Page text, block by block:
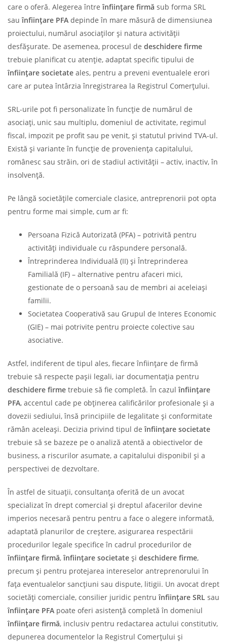
care o oferă. Alegerea întreînființare firmă sub forma SRL
sauînființare PFA depinde în mare măsură de dimensiunea
proiectului, numărul asociaților și natura activității
desfășurate. De asemenea, procesul de deschidere firme
trebuie planificat cu atenție, adaptat specific tipului de
înființare societate ales, pentru a preveni eventualele erori
care ar putea întârzia înregistrarea la Registrul Comerțului.
SRL-urile pot fi personalizate în funcție de numărul de
asociați, unic sau multiplu, domeniul de activitate, regimul
fiscal, impozit pe profit sau pe venit, și statutul privind TVA-ul.
Există și variante în funcție de proveniența capitalului,
românesc sau străin, ori de stadiul activității – activ, inactiv, în
insolvență.
Pe lângă societățile comerciale clasice, antreprenorii pot opta
pentru forme mai simple, cum ar fi:
Persoana Fizică Autorizată (PFA) – potrivită pentru
activități individuale cu răspundere personală.
Întreprinderea Individuală (II) și Întreprinderea
Familială (IF) – alternative pentru afaceri mici,
gestionate de o persoană sau de membri ai aceleiași
familii.
Societatea Cooperativă sau Grupul de Interes Economic
(GIE) – mai potrivite pentru proiecte colective sau
asociative.
Astfel, indiferent de tipul ales, fiecare înființare de firmă
trebuie să respecte pașii legali, iar documentația pentru
deschidere firme trebuie să fie completă. În cazulînființare
PFA, accentul cade pe obținerea calificărilor profesionale și a
dovezii sediului, însă principiile de legalitate și conformitate
rămân aceleași. Decizia privind tipul deînființare societate
trebuie să se bazeze pe o analiză atentă a obiectivelor de
business, a riscurilor asumate, a capitalului disponibil și a
perspectivei de dezvoltare.
În astfel de situații, consultanța oferită de un avocat
specializat în drept comercial și dreptul afacerilor devine
imperios necesară pentru pentru a face o alegere informată,
adaptată planurilor de creștere, asigurarea respectării
procedurilor legale specifice în cadrul procedurilor de
înființare firmă,înființare societate și deschidere firme,
precum și pentru protejarea intereselor antreprenorului în
fața eventualelor sancțiuni sau dispute, litigii. Un avocat drept
societăți comerciale, consilier juridic pentruînființare SRL sau
înființare PFA poate oferi asistență completă în domeniul
înființare firmă, inclusiv pentru redactarea actului constitutiv,
depunerea documentelor la Registrul Comerțului și